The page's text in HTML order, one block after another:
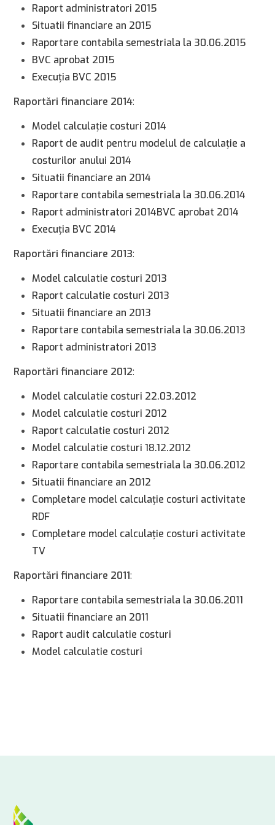
Raport administratori 2015
Situatii financiare an 2015
Raportare contabila semestriala la 30.06.2015
BVC aprobat 2015
Execuţia BVC 2015
Raportări financiare 2014:
Model calculaţie costuri 2014
Raport de audit pentru modelul de calculaţie a
costurilor anului 2014
Situatii financiare an 2014
Raportare contabila semestriala la 30.06.2014
Raport administratori 2014BVC aprobat 2014
Execuţia BVC 2014
Raportări financiare 2013:
Model calculatie costuri 2013
Raport calculatie costuri 2013
Situatii financiare an 2013
Raportare contabila semestriala la 30.06.2013
Raport administratori 2013
Raportări financiare 2012:
Model calculatie costuri 22.03.2012
Model calculatie costuri 2012
Raport calculatie costuri 2012
Model calculatie costuri 18.12.2012
Raportare contabila semestriala la 30.06.2012
Situatii financiare an 2012
Completare model calculaţie costuri activitate
RDF
Completare model calculaţie costuri activitate
TV
Raportări financiare 2011:
Raportare contabila semestriala la 30.06.2011
Situatii financiare an 2011
Raport audit calculatie costuri
Model calculatie costuri